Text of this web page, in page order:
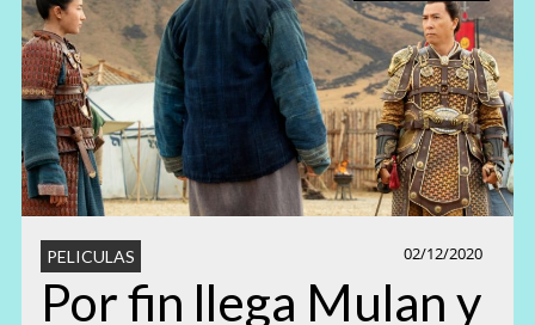
02/12/2020
PELICULAS
Por fin llega Mulan y